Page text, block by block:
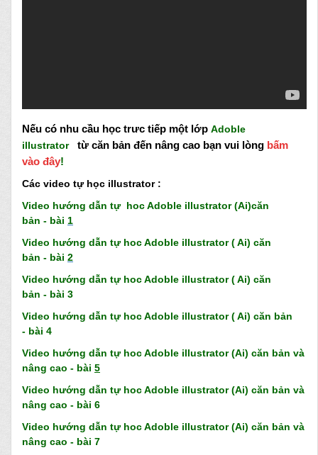
Nếu có nhu cầu học trưc tiếp một lớp Adoble
illustrator từ căn bản đến nâng cao bạn vui lòng bấm
vào đây!
Các video tự học illustrator :
Video hướng dẫn tự hoc Adoble illustrator (Ai)căn
bản - bài 1
Video hướng dẫn tự hoc Adoble illustrator ( Ai) căn
bản - bài 2
Video hướng dẫn tự hoc Adoble illustrator ( Ai) căn
bản - bài 3
Video hướng dẫn tự hoc Adoble illustrator ( Ai) căn bản
- bài 4
Video hướng dẫn tự hoc Adoble illustrator (Ai) căn bản và
nâng cao - bài 5
Video hướng dẫn tự hoc Adoble illustrator (Ai) căn bản và
nâng cao - bài 6
Video hướng dẫn tự hoc Adoble illustrator (Ai) căn bản và
nâng cao - bài 7